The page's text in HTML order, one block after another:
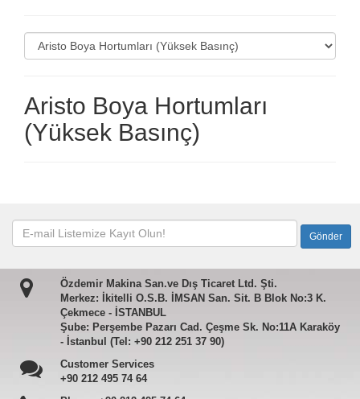
Aristo Boya Hortumları
(Yüksek Basınç)
Özdemir Makina San.ve Dış Ticaret Ltd. Şti.
Merkez: İkitelli O.S.B. İMSAN San. Sit. B Blok No:3 K.
Çekmece - İSTANBUL
Şube: Perşembe Pazarı Cad. Çeşme Sk. No:11A Karaköy
- İstanbul (Tel: +90 212 251 37 90)
Customer Services
+90 212 495 74 64